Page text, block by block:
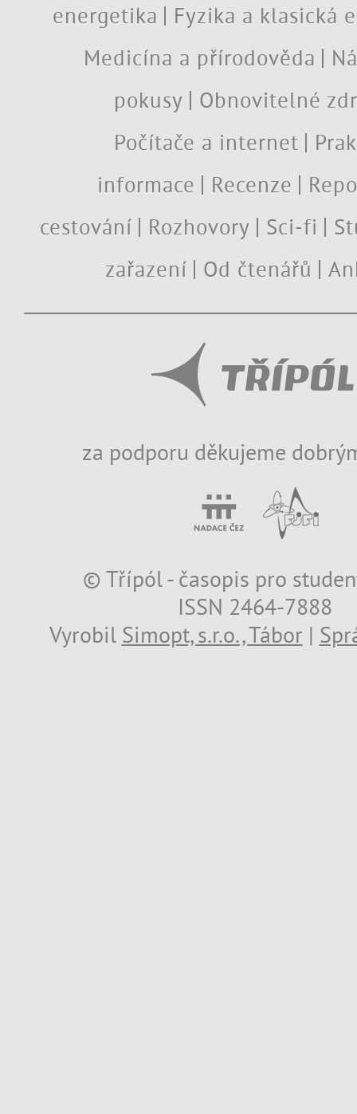
energetika
Fyzika a klasická
Medicína a přírodověda
pokusy
Obnovitelné
Počítače a internet
informace
Recenze
cestování
Rozhovory Sci-fi
zařazení
Od čtenářů
za podporu děkujeme
© Třípól - časopis pro
ISSN 2464-7888
Vyrobil Simopt, s.r.o., Tábor |